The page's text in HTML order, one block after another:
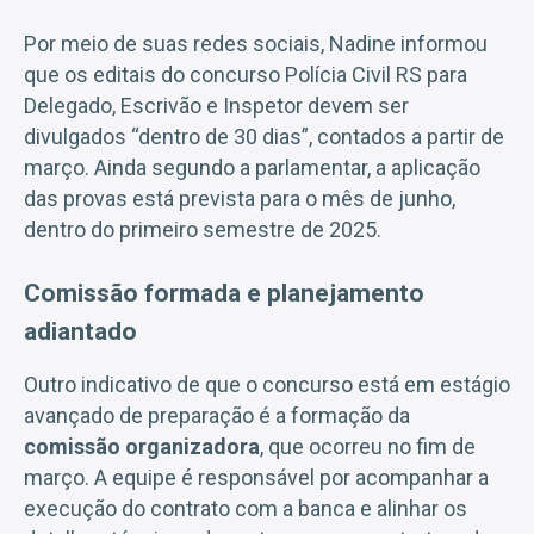
Por meio de suas redes sociais, Nadine informou
que os editais do concurso Polícia Civil RS para
Delegado, Escrivão e Inspetor devem ser
divulgados “dentro de 30 dias”, contados a partir de
março. Ainda segundo a parlamentar, a aplicação
das provas está prevista para o mês de junho,
dentro do primeiro semestre de 2025.
Comissão formada e planejamento
adiantado
Outro indicativo de que o concurso está em estágio
avançado de preparação é a formação da
comissão organizadora, que ocorreu no fim de
março. A equipe é responsável por acompanhar a
execução do contrato com a banca e alinhar os